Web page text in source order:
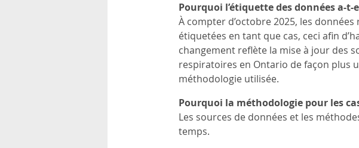
Pourquoi l’étiquette des données a-t-
À compter d’octobre 2025, les
étiquetées en tant que cas, ceci afin
changement reflète la mise à jour des
respiratoires en Ontario de façon plus
méthodologie utilisée.
Pourquoi la méthodologie pour les
Les sources de données et les
temps.